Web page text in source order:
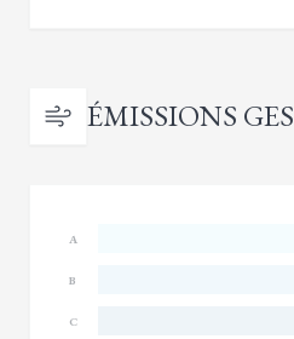
ÉMISSIONS GES
A
B
C